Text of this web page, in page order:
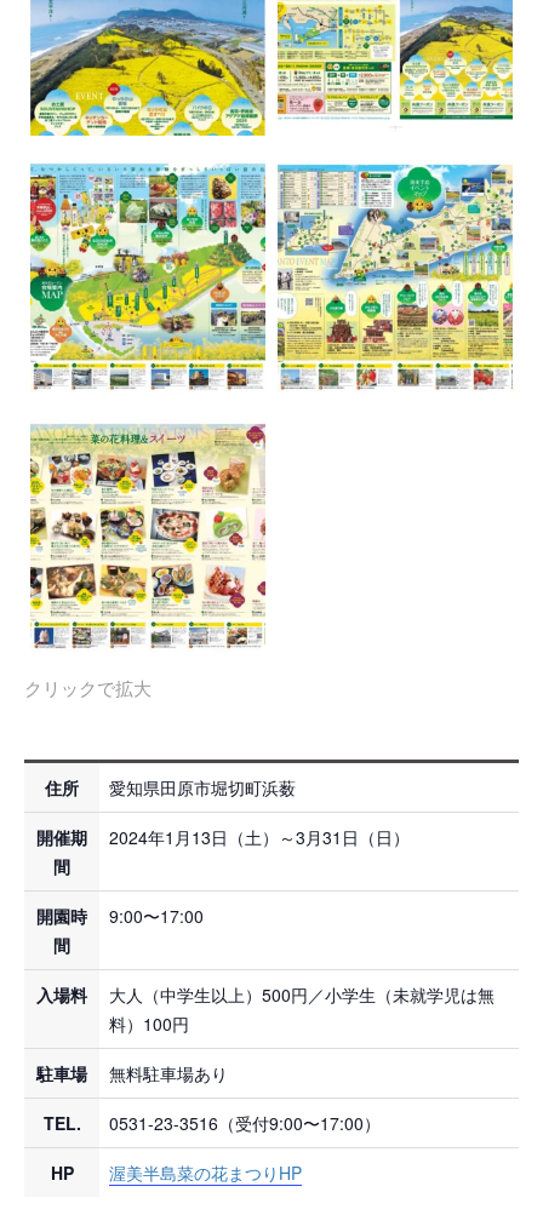
クリックで拡大
住所 愛知県田原市堀切町浜薮
開催期
間
2024年1月13日（土）～3月31日（日）
開園時
間
9:00〜17:00
入場料
大人（中学生以上）500円／小学生（未就学児は無
料）100円
駐車場 無料駐車場あり
TEL. 0531-23-3516（受付9:00〜17:00）
HP 渥美半島菜の花まつりHP